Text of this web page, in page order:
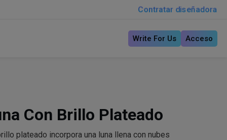
Contratar diseñadora
Write For Us Acceso
Con Brillo Plateado
plateado incorpora una luna llena con nubes